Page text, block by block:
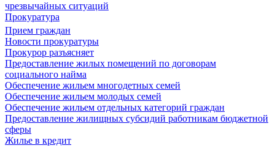
чрезвычайных ситуаций
Прокуратура
Прием граждан
Новости прокуратуры
Прокурор разъясняет
Предоставление жилых помещений по договорам
социального найма
Обеспечение жильем многодетных семей
Обеспечение жильем молодых семей
Обеспечение жильем отдельных категорий граждан
Предоставление жилищных субсидий работникам бюджетной
сферы
Жилье в кредит